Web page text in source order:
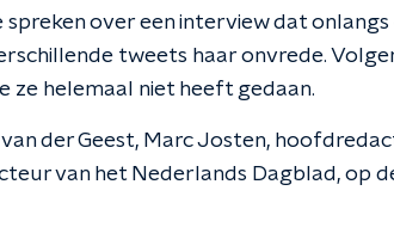
over een interview dat
tweets haar onvrede.
helemaal niet heeft gedaan.
der Geest, Marc Josten,
van het Nederlands Dagblad, op